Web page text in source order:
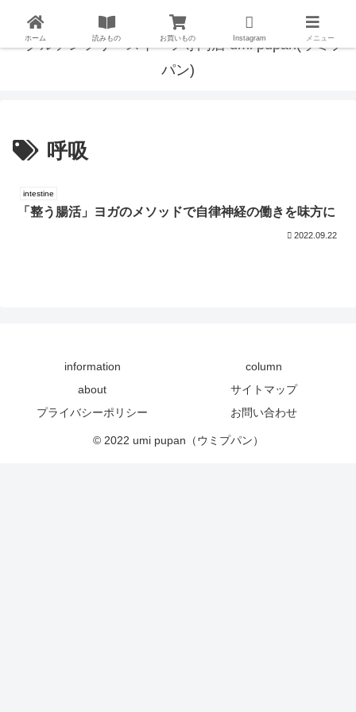
呼吸
intestine
「整う腸活」ヨガのメソッドで自律神経の働きを味方に
2022.09.22
information
column
about
サイトマップ
プライバシーポリシー
お問い合わせ
© 2022 umi pupan（ウミプパン）
ホーム 読みもの お買いもの Instagram メニュー